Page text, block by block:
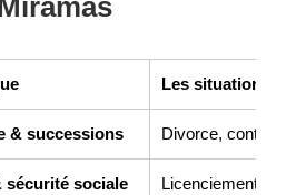
Les situations
& successions Divorce, contrats
sécurité sociale Licenciement,